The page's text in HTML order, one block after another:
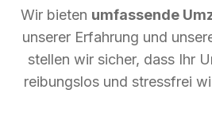
Wir bieten umfassende
unserer Erfahrung und
stellen wir sicher, dass Ihr
reibungslos und stressfrei